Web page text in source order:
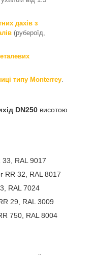
дахів з
(рубероїд,
типу Monterrey.
DN250 висотою
33, RAL 9017
RR 32, RAL 8017
RAL 7024
29, RAL 3009
750, RAL 8004